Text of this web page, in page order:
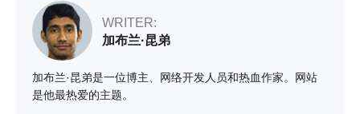
WRITER:
加布兰·昆弟
加布兰·昆弟是一位博主、网络开发人员和热血作家。网站
是他最热爱的主题。